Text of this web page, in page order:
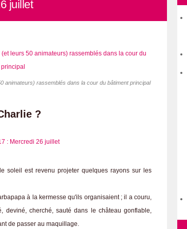
juillet
animateurs) rassemblés dans la cour du bâtiment principal
?
soleil est revenu projeter quelques rayons sur les
à la kermesse qu'ils organisaient ; il a couru,
deviné, cherché, sauté dans le château gonflable,
de passer au maquillage.